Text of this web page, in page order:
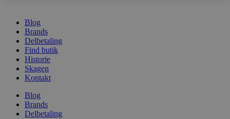
Blog
Brands
Delbetaling
Find butik
Historie
Skagen
Kontakt
Blog
Brands
Delbetalingwoocommerce_recently_viewed